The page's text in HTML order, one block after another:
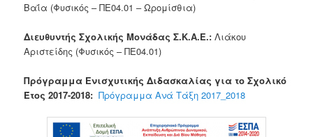
Βαΐα (Φυσικός – ΠΕ04.01 – Ωρομίσθια)
Διευθυντής Σχολικής Μονάδας Σ.Κ.Α.Ε.: Λιάκου
Αριστείδης (Φυσικός – ΠΕ04.01)
Πρόγραμμα Ενισχυτικής Διδασκαλίας για το Σχολικό
Έτος 2017-2018: Πρόγραμμα Ανά Τάξη 2017_2018